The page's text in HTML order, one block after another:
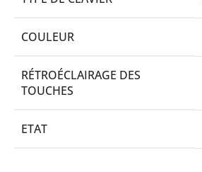
COULEUR
RÉTROÉCLAIRAGE DES
TOUCHES
ETAT